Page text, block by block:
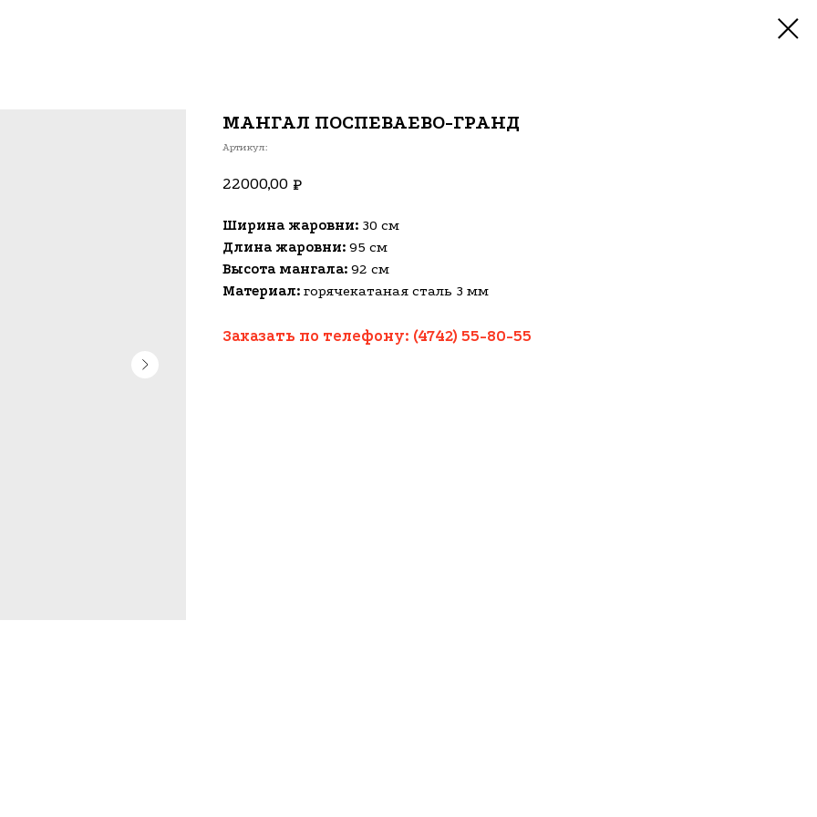
МАНГАЛ ПОСПЕВАЕВО-ГРАНД
Артикул:
22000,00 ₽
Ширина жаровни: 30 см
Длина жаровни: 95 см
Высота мангала: 92 см
Материал: горячекатаная сталь 3 мм
Заказать по телефону: (4742) 55-80-55